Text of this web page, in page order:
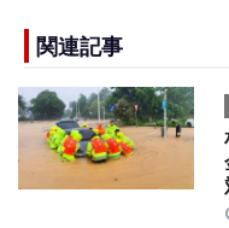
e
b
o
o
k
関連記事